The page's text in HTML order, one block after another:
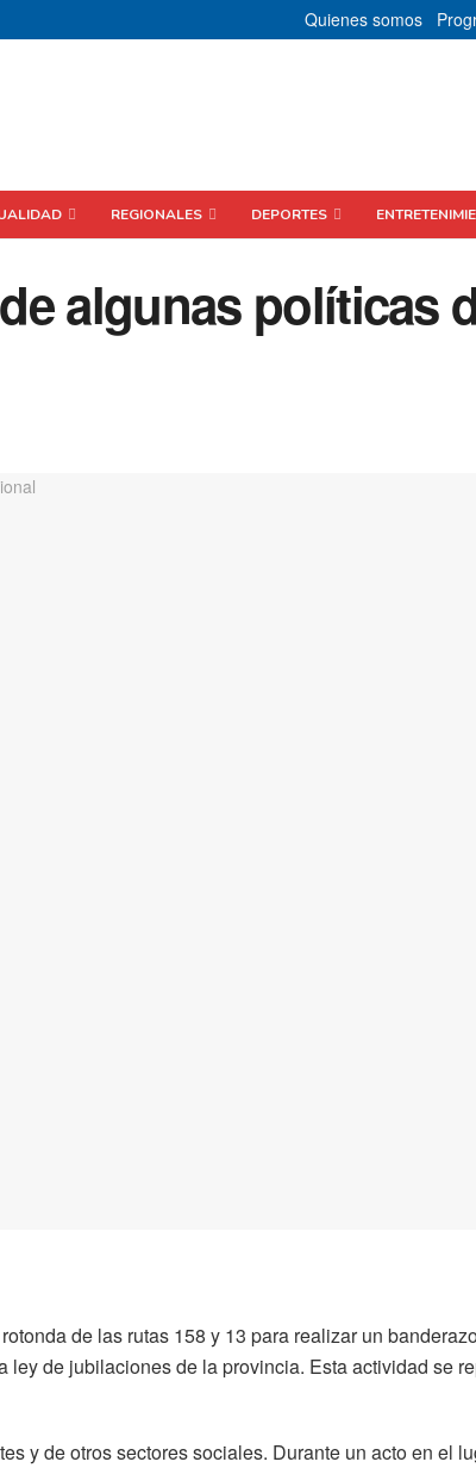
Quienes somos
REGIONALES DEPORTES
algunas políticas
de las rutas 158 y 13 para realizar un
de jubilaciones de la provincia. Esta actividad se
y de otros sectores sociales. Durante un acto en el